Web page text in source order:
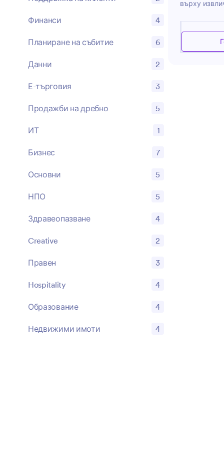
Финанси 4
Планиране на събитие 6
Данни 2
Е-търговия 3
Продажби на дребно 5
ИТ 1
Бизнес 7
Основни 5
НПО 5
Здравеопазване 4
Creative 2
Правен 3
Hospitality 4
Образование 4
Недвижими имоти 4
върху
занимавате
или имате